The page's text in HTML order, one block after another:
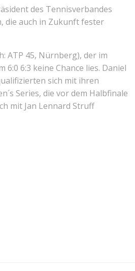
des Tennisverbandes
die auch in Zukunft fester
ATP 45, Nürnberg), der im
6:3 keine Chance lies. Daniel
sich mit ihren
Series, die vor dem Halbfinale
mit Jan Lennard Struff